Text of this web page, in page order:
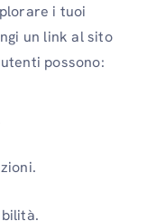
i tuoi
un link al sito
possono: